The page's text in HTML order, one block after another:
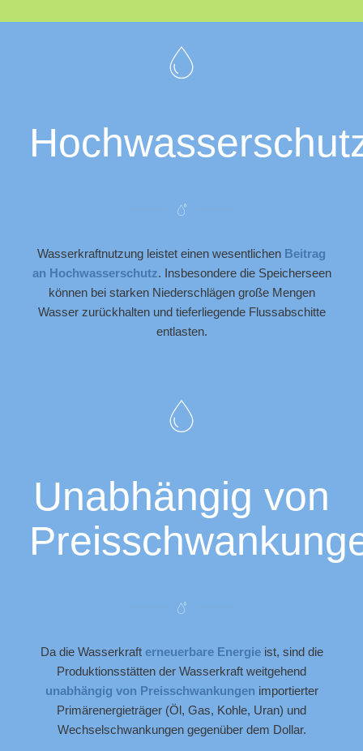
Wasserkraftnutzung leistet einen wesentlichen Beitrag
an Hochwasserschutz. Insbesondere die Speicherseen
können bei starken Niederschlägen große Mengen
Wasser zurückhalten und tieferliegende Flussabschitte
entlasten.
Unabhängig von
Da die Wasserkraft erneuerbare Energieist, sind die
Produktionsstätten der Wasserkraft weitgehend
unabhängig von Preisschwankungen importierter
Primärenergieträger (Öl, Gas, Kohle, Uran) und
Wechselschwankungen gegenüber dem Dollar.